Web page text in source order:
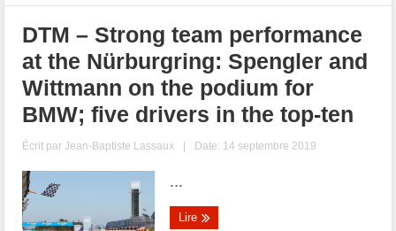
DTM – Strong team performance
at the Nürburgring: Spengler and
Wittmann on the podium for
BMW; five drivers in the top-ten
Écrit parJean-Baptiste Lassaux | Date: 14 septembre 2019
...
Lire